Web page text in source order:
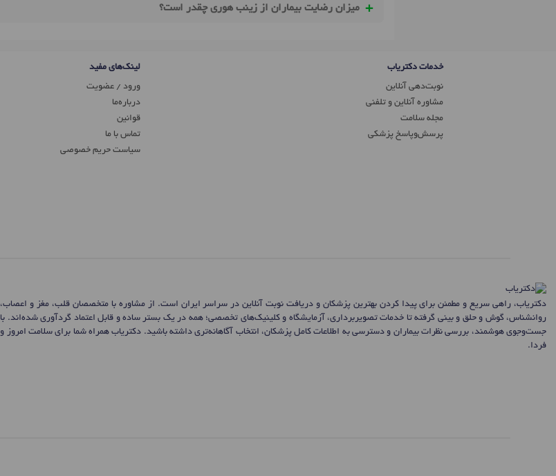
میزان رضایت بیماران از زینب هوری چقدر است؟
خدمات دکتریاب
نوبت‌دهی آنلاین
مشاوره آنلاین و تلفنی
مجله سلامت
پرسش‌و‌پاسخ پزشکی
لینک‌های مفید
ورود / عضویت
درباره‌ما
قوانین
تماس ‌با ما
سیاست حریم خصوصی
دکتریاب، راهی سریع و مطمئن برای پیدا کردن بهترین پزشکان و دریافت نوبت آنلاین در سراسر ایران است. از مشاوره با متخصصان قلب، مغز و اعصاب،
روانشناس، گوش و حلق و بینی گرفته تا خدمات تصویربرداری، آزمایشگاه و کلینیک‌های تخصصی؛ همه در یک بستر ساده و قابل اعتماد گردآوری شده‌اند. با
جست‌وجوی هوشمند، بررسی نظرات بیماران و دسترسی به اطلاعات کامل پزشکان، انتخاب آگاهانه‌تری داشته باشید. دکتریاب همراه شما برای سلامت امروز و
فردا.